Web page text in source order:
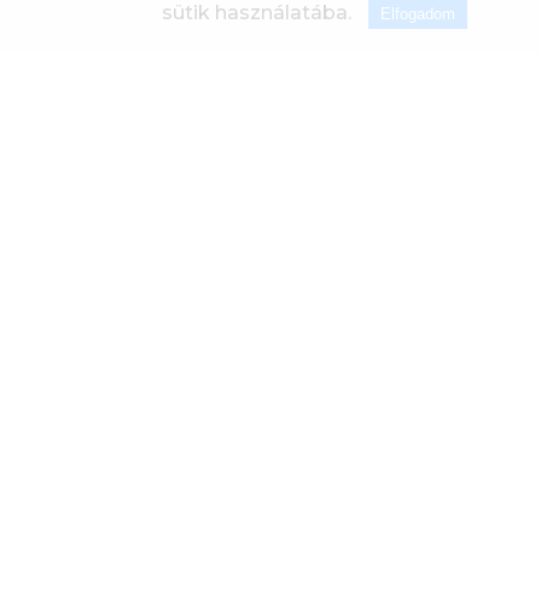
sütik használatába.
Elfogadom